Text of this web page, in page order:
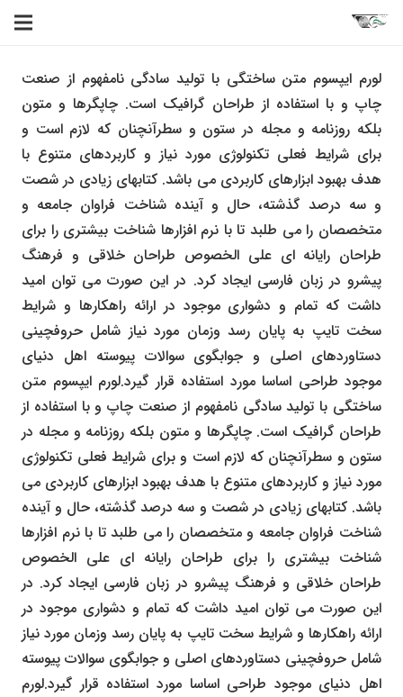
لورم ایپسوم متن ساختگی با تولید سادگی نامفهوم از صنعت
چاپ و با استفاده از طراحان گرافیک است. چاپگرها و متون
بلکه روزنامه و مجله در ستون و سطرآنچنان که لازم است و
برای شرایط فعلی تکنولوژی مورد نیاز و کاربردهای متنوع با
هدف بهبود ابزارهای کاربردی می باشد. کتابهای زیادی در شصت
و سه درصد گذشته، حال و آینده شناخت فراوان جامعه و
متخصصان را می طلبد تا با نرم افزارها شناخت بیشتری را برای
طراحان رایانه ای علی الخصوص طراحان خلاقی و فرهنگ
پیشرو در زبان فارسی ایجاد کرد. در این صورت می توان امید
داشت که تمام و دشواری موجود در ارائه راهکارها و شرایط
سخت تایپ به پایان رسد وزمان مورد نیاز شامل حروفچینی
دستاوردهای اصلی و جوابگوی سوالات پیوسته اهل دنیای
موجود طراحی اساسا مورد استفاده قرار گیرد.لورم ایپسوم متن
ساختگی با تولید سادگی نامفهوم از صنعت چاپ و با استفاده از
طراحان گرافیک است. چاپگرها و متون بلکه روزنامه و مجله در
ستون و سطرآنچنان که لازم است و برای شرایط فعلی تکنولوژی
مورد نیاز و کاربردهای متنوع با هدف بهبود ابزارهای کاربردی می
باشد. کتابهای زیادی در شصت و سه درصد گذشته، حال و آینده
شناخت فراوان جامعه و متخصصان را می طلبد تا با نرم افزارها
شناخت بیشتری را برای طراحان رایانه ای علی الخصوص
طراحان خلاقی و فرهنگ پیشرو در زبان فارسی ایجاد کرد. در
این صورت می توان امید داشت که تمام و دشواری موجود در
ارائه راهکارها و شرایط سخت تایپ به پایان رسد وزمان مورد نیاز
شامل حروفچینی دستاوردهای اصلی و جوابگوی سوالات پیوسته
اهل دنیای موجود طراحی اساسا مورد استفاده قرار گیرد.لورم